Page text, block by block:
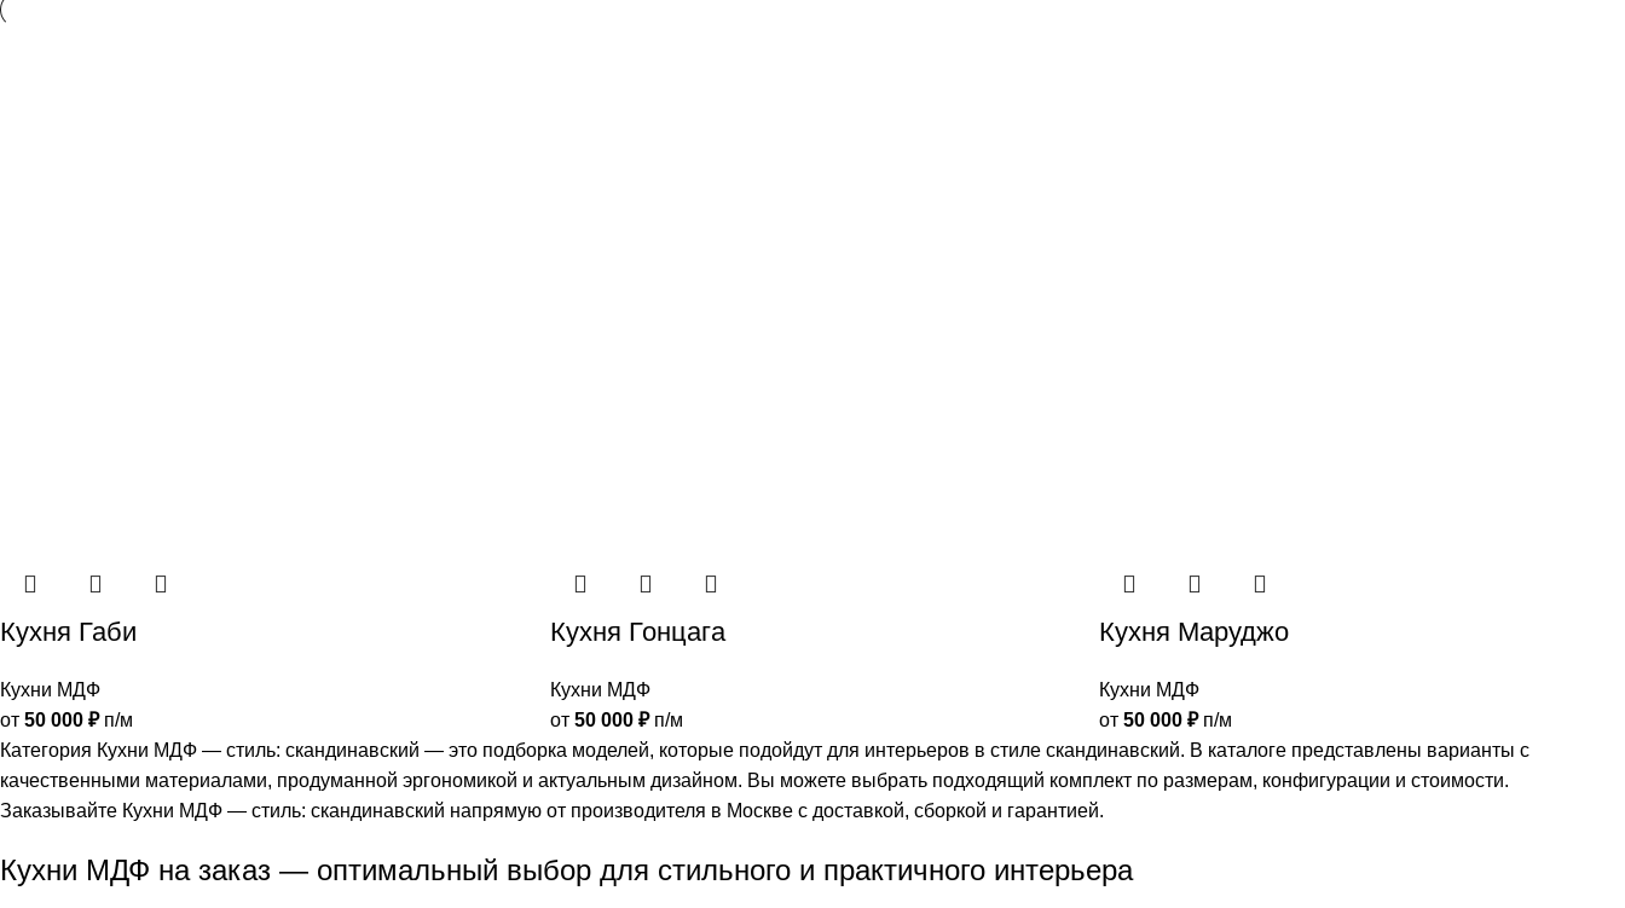
Кухня Габи
Кухни МДФ
от 50 000 ₽п/м
Кухня Гонцага
Кухни МДФ
от 50 000 ₽п/м
Кухня Маруджо
Кухни МДФ
от50 000₽п/м
Категория Кухни МДФ — стиль: скандинавский — это подборка моделей, которые подойдут для интерьеров в стиле скандинавский. В каталоге представлены варианты с
качественными материалами, продуманной эргономикой и актуальным дизайном. Вы можете выбрать подходящий комплект по размерам, конфигурации и стоимости.
Заказывайте Кухни МДФ — стиль: скандинавский напрямую от производителя в Москве с доставкой, сборкой и гарантией.
Кухни МДФ на заказ — оптимальный выбор для стильного и практичного интерьера